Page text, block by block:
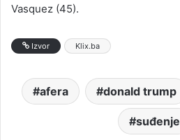
Vasquez (45).
Izvor Klix.ba
afera donald trump
suđenje